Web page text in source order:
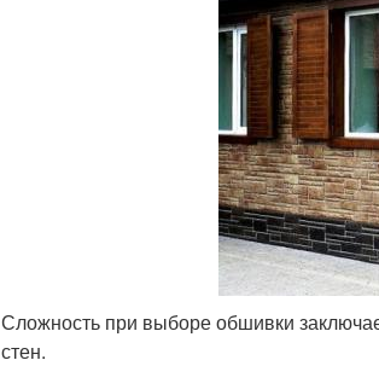
Сложность при выборе обшивки
стен.